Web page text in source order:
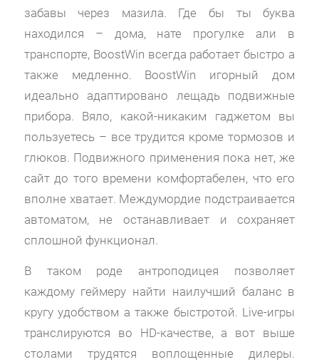
забавы через мазила. Где бы ты буква
находился – дома, нате прогулке али в
транспорте, BoostWin всегда работает быстро а
также медленно. BoostWin игорный дом
идеально адаптировано лещадь подвижные
прибора. Вяло, какой-никаким гаджетом вы
пользуетесь – все трудится кроме тормозов и
глюков. Подвижного применения пока нет, же
сайт до того времени комфортабелен, что его
вполне хватает. Междумордие подстраивается
автоматом, не останавливает и сохраняет
сплошной функционал.
В таком роде антроподицея позволяет
каждому геймеру найти наилучший баланс в
кругу удобством а также быстротой. Live-игры
транслируются во HD-качестве, а вот выше
столами трудятся воплощенные дилеры.